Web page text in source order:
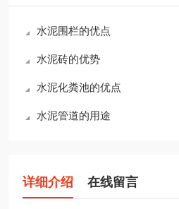
水泥围栏的优点
水泥砖的优势
水泥化粪池的优点
水泥管道的用途
详细介绍 在线留言